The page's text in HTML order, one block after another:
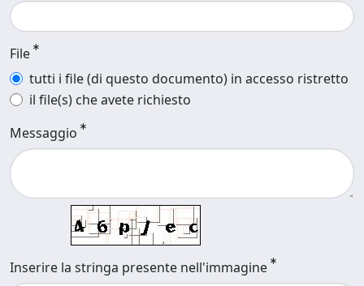
File
tutti i file (di questo documento) in accesso ristretto
il file(s) che avete richiesto
Messaggio
Inserire la stringa presente nell'immagine